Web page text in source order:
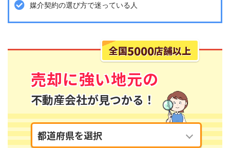
媒介契約の選び方で迷っている人